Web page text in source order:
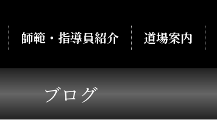
師範・指導員紹介 道場案内
ブログ